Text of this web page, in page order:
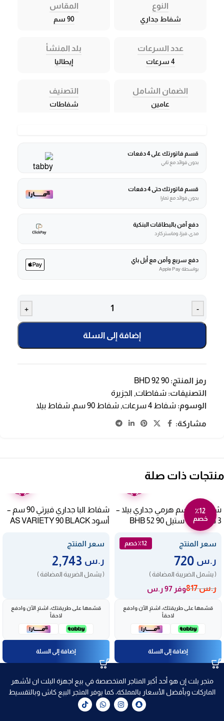
النوع
شفاط جداري
المقاس
90 سم
عدد السرعات
4 سرعات
بلد المنشأ
إيطاليا
الضمان الشامل
عامين
التصنيف
شفاطات
قسم فاتورتك على 4 دفعات
بدون فوائد مع تابي
قسم فاتورتك حتى 4 دفعات
بدون فوائد مع تمارا
دفع آمن بالبطاقات البنكية
مدى، فيزا، وماستركارد
دفع سريع وآمن مع أبل باي
بواسطة Apple Pay
-
+
إضافة إلى السلة
رمز المنتج: BHD 92 90
التصنيفات: شفاطات, الجزيرة
الوسوم: شفاط 4 سرعات , شفاط 90 سم , شفاط بيلا
مشاركة:
منتجات ذات صلة
٪12
خصم
شفاط 90 سم هرمي جداري بيلا –
3 سرعات – ستيل BHB 52 90
سعر المنتج ٪12 خصم
ر.س
( يشمل الضريبة المضافة )
ر.س817 وفر 97 ر.س
قسّمها على طريقتك، اشترِ الآن وادفع
لاحقاً
إضافة إلى السلة
شفاط البا جداري فيرتي 90 سم –
أسود AS VARIETY 90 BLACK
سعر المنتج
ر.س
( يشمل الضريبة المضافة )
قسّمها على طريقتك، اشترِ الآن وادفع
لاحقاً
إضافة إلى السلة
متجر بلت إن هو أحد أكبر المتاجر المتخصصة في بيع اجهزة البلت ان لأشهر
الماركات وبأفضل الأسعار بالمملكة، كما يوفر المتجر البيع كاش وبالتقسيط